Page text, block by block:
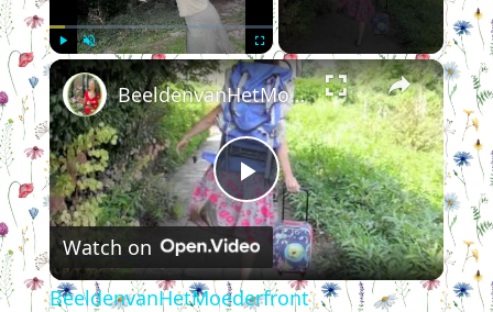
Unmute Fullscreen ×
Play
Video
BeeldenvanHetMoederfront
Watch on
BeeldenvanHetMoederfront